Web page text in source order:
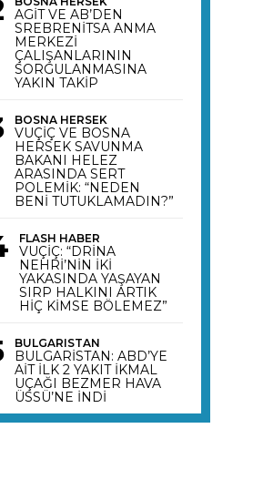
AGİT VE AB’DEN
SREBRENİTSA ANMA
MERKEZİ
ÇALIŞANLARININ
SORGULANMASINA
YAKIN TAKİP
BOSNA HERSEK
VUÇİÇ VE BOSNA
HERSEK SAVUNMA
BAKANI HELEZ
ARASINDA SERT
POLEMİK: “NEDEN
BENİ TUTUKLAMADIN?”
FLASH HABER
VUÇİÇ: “DRİNA
NEHRİ’NİN İKİ
YAKASINDA YAŞAYAN
SIRP HALKINI ARTIK
HİÇ KİMSE BÖLEMEZ”
BULGARISTAN
BULGARİSTAN: ABD’YE
AİT İLK 2 YAKIT İKMAL
UÇAĞI BEZMER HAVA
ÜSSÜ’NE İNDİ